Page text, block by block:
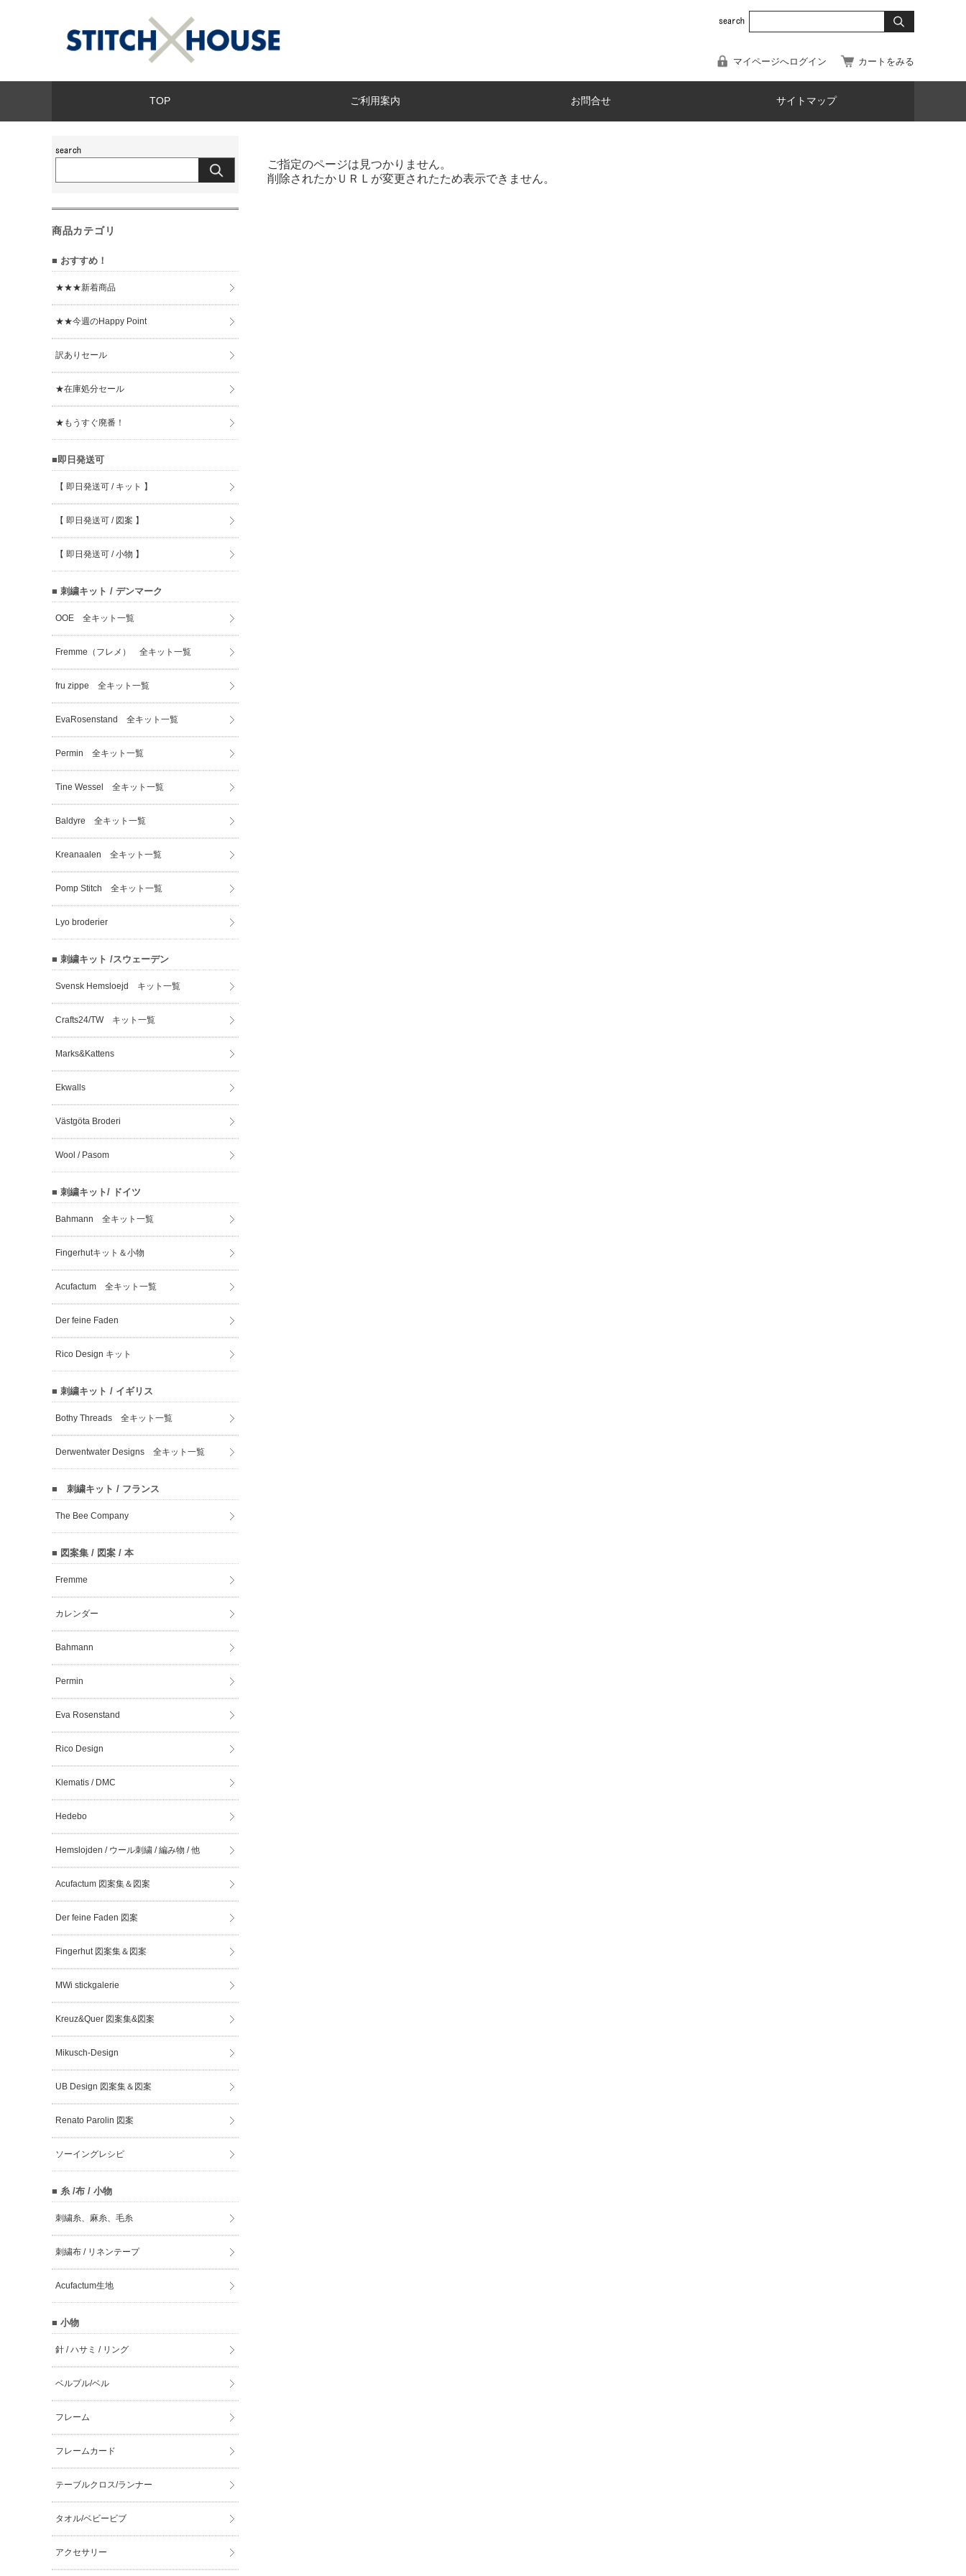
マイページへログイン カートをみる
TOP ご利用案内 お問合せ サイトマップ
ご指定のページは見つかりません。
削除されたかＵＲＬが変更されたため表示できません。
商品カテゴリ
■ おすすめ！
★★★新着商品
★★今週のHappy Point
訳ありセール
★在庫処分セール
★もうすぐ廃番！
■即日発送可
【 即日発送可 / キット 】
【 即日発送可 / 図案 】
【 即日発送可 / 小物 】
■ 刺繍キット / デンマーク
OOE 全キット一覧
Fremme（フレメ） 全キット一覧
fru zippe 全キット一覧
EvaRosenstand 全キット一覧
Permin 全キット一覧
Tine Wessel 全キット一覧
Baldyre 全キット一覧
Kreanaalen 全キット一覧
Pomp Stitch 全キット一覧
Lyo broderier
■ 刺繍キット /スウェーデン
Svensk Hemsloejd キット一覧
Crafts24/TW キット一覧
Marks&Kattens
Ekwalls
Västgöta Broderi
Wool / Pasom
■ 刺繍キット/ ドイツ
Bahmann 全キット一覧
Fingerhutキット＆小物
Acufactum 全キット一覧
Der feine Faden
Rico Design キット
■ 刺繍キット / イギリス
Bothy Threads 全キット一覧
Derwentwater Designs 全キット一覧
■ 刺繍キット / フランス
The Bee Company
■ 図案集 / 図案 / 本
Fremme
カレンダー
Bahmann
Permin
Eva Rosenstand
Rico Design
Klematis / DMC
Hedebo
Hemslojden / ウール刺繍 / 編み物 / 他
Acufactum 図案集＆図案
Der feine Faden 図案
Fingerhut 図案集＆図案
MWi stickgalerie
Kreuz&Quer 図案集&図案
Mikusch-Design
UB Design 図案集＆図案
Renato Parolin 図案
ソーイングレシピ
■ 糸 /布 / 小物
刺繍糸、麻糸、毛糸
刺繍布 / リネンテープ
Acufactum生地
■ 小物
針 / ハサミ / リング
ベルプル/ベル
フレーム
フレームカード
テーブルクロス/ランナー
タオル/ベビービブ
アクセサリー